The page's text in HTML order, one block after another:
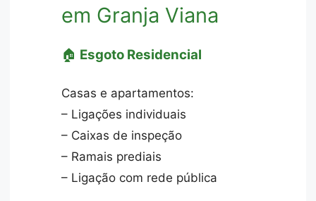
em Granja Viana
🏠 Esgoto Residencial
Casas e apartamentos:
– Ligações individuais
– Caixas de inspeção
– Ramais prediais
– Ligação com rede pública